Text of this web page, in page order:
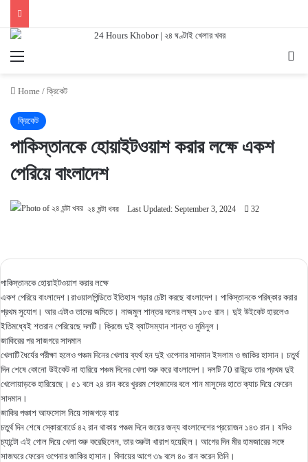
Menu
Home / ক্রিকেট
ক্রিকেট
পাকিস্তানকে হোয়াইটওয়াশ করার লক্ষে একশ
পেরিয়ে বাংলাদেশ
২৪ ঘন্টা খবর Last Updated: September 3, 2024 32
পাকিস্তানকে হোয়াইটওয়াশ করার লক্ষে
একশ পেরিয়ে বাংলাদেশ।রাওয়ালপিন্ডিতে ইতিহাস গড়ার চেষ্টা করছে বাংলাদেশ। পাকিস্তানকে পরিষ্কার করার
প্রথম সুযোগ। আর এটাও তাদের জমিতে। নাজমুল শান্তর দলের লক্ষ্য ১৮৫ রান। দুই উইকেট হারলেও
ইতিমধ্যেই শতরান পেরিয়েছে দলটি। ক্রিজে দুই ব্যাটসম্যান শান্ত ও মুমিনুল।
জাকিরের পর সাজগরে সাদমান
খেলাটি ধৈর্যের পরীক্ষা হলেও পঞ্চম দিনের খেলায় ব্যর্থ হন দুই ওপেনার সাদমান ইসলাম ও জাকির হাসান। চতুর্থ
দিন শেষে কোনো উইকেট না হারিয়ে পঞ্চম দিনের খেলা শুরু করে বাংলাদেশ। দলটি 70 রাউন্ডে তার প্রথম দুই
খেলোয়াড়কে হারিয়েছে। ৫১ বলে ২৪ রান করে খুররম শেহজাদের বলে শান মাসুদের হাতে ক্যাচ দিয়ে ফেরেন
সাদমান।
জাকির পঞ্চাশ আফসোস নিয়ে সাজগড়ে যায়
চতুর্থ দিন শেষে স্কোরবোর্ডে ৪২ রান থাকায় পঞ্চম দিনে জয়ের জন্য বাংলাদেশের প্রয়োজন ১৪৩ রান। যদিও
চ্যান্টো এই গোল দিয়ে খেলা শুরু করেছিলেন, তার শুরুটা খারাপ হয়েছিল। আগের দিন মীর হামজারের সঙ্গে
সাজঘরে ফেরেন ওপেনার জাকির হাসান। বিদায়ের আগে ৩৯ বলে ৪০ রান করেন তিনি।